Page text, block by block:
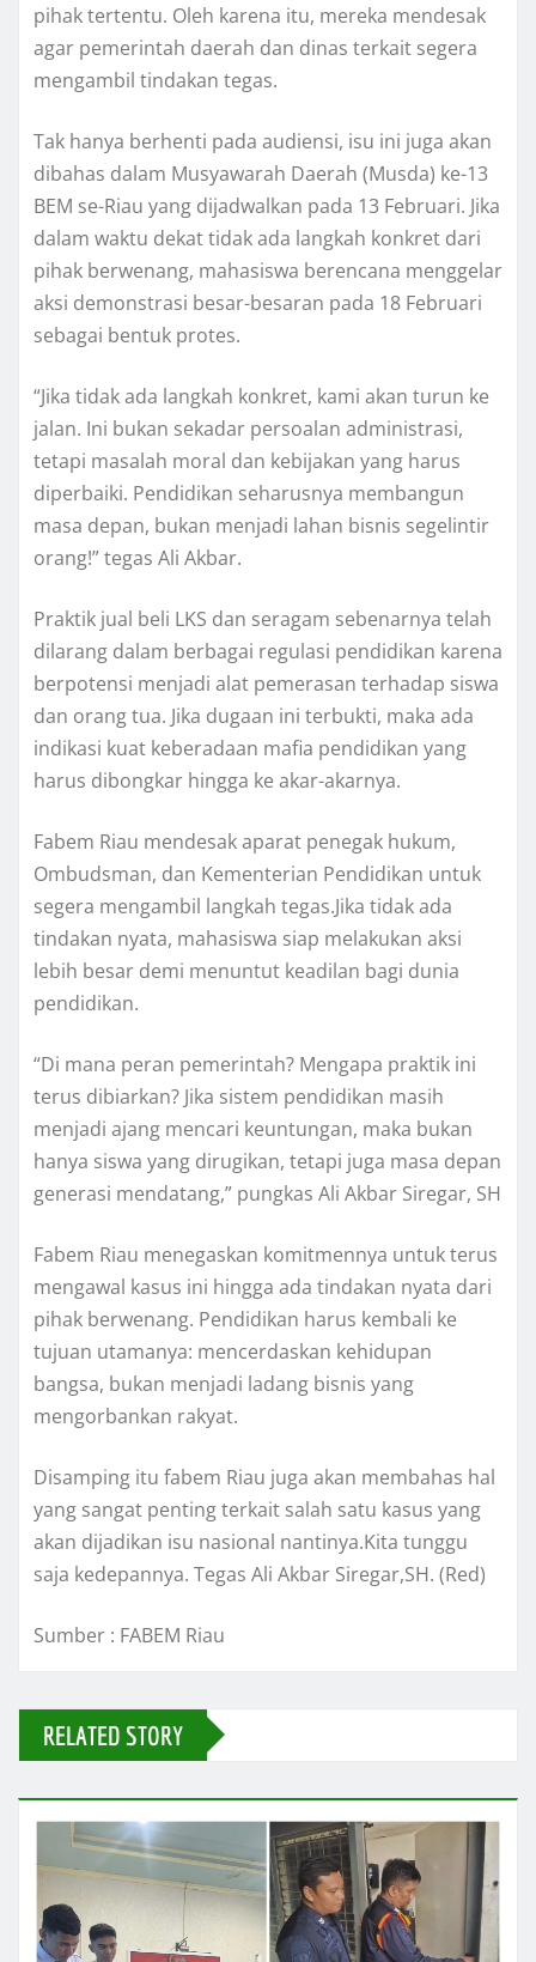
pihak tertentu. Oleh karena itu, mereka mendesak
agar pemerintah daerah dan dinas terkait segera
mengambil tindakan tegas.
Tak hanya berhenti pada audiensi, isu ini juga akan
dibahas dalam Musyawarah Daerah (Musda) ke-13
BEM se-Riau yang dijadwalkan pada 13 Februari. Jika
dalam waktu dekat tidak ada langkah konkret dari
pihak berwenang, mahasiswa berencana menggelar
aksi demonstrasi besar-besaran pada 18 Februari
sebagai bentuk protes.
“Jika tidak ada langkah konkret, kami akan turun ke
jalan. Ini bukan sekadar persoalan administrasi,
tetapi masalah moral dan kebijakan yang harus
diperbaiki. Pendidikan seharusnya membangun
masa depan, bukan menjadi lahan bisnis segelintir
orang!” tegas Ali Akbar.
Praktik jual beli LKS dan seragam sebenarnya telah
dilarang dalam berbagai regulasi pendidikan karena
berpotensi menjadi alat pemerasan terhadap siswa
dan orang tua. Jika dugaan ini terbukti, maka ada
indikasi kuat keberadaan mafia pendidikan yang
harus dibongkar hingga ke akar-akarnya.
Fabem Riau mendesak aparat penegak hukum,
Ombudsman, dan Kementerian Pendidikan untuk
segera mengambil langkah tegas.Jika tidak ada
tindakan nyata, mahasiswa siap melakukan aksi
lebih besar demi menuntut keadilan bagi dunia
pendidikan.
“Di mana peran pemerintah? Mengapa praktik ini
terus dibiarkan? Jika sistem pendidikan masih
menjadi ajang mencari keuntungan, maka bukan
hanya siswa yang dirugikan, tetapi juga masa depan
generasi mendatang,” pungkas Ali Akbar Siregar, SH
Fabem Riau menegaskan komitmennya untuk terus
mengawal kasus ini hingga ada tindakan nyata dari
pihak berwenang. Pendidikan harus kembali ke
tujuan utamanya: mencerdaskan kehidupan
bangsa, bukan menjadi ladang bisnis yang
mengorbankan rakyat.
Disamping itu fabem Riau juga akan membahas hal
yang sangat penting terkait salah satu kasus yang
akan dijadikan isu nasional nantinya.Kita tunggu
saja kedepannya. Tegas Ali Akbar Siregar,SH. (Red)
Sumber : FABEM Riau
RELATED STORY